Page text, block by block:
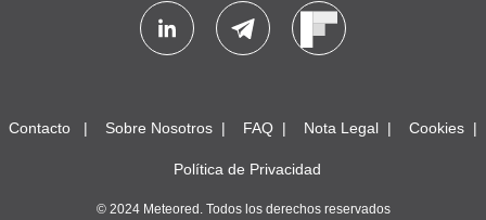
Contacto Sobre Nosotros FAQ Nota Legal Cookies
Política de Privacidad
© 2024 Meteored. Todos los derechos reservados